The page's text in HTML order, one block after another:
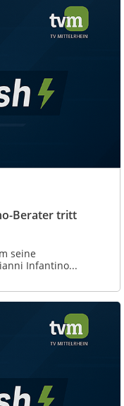
Berater tritt
seine
Infantino...